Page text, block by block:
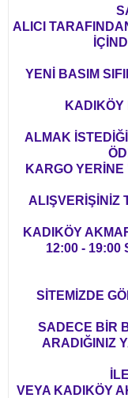
ALICI
YENİ BASIM
KADIKÖY
ALMAK
KARGO
ALIŞVERİŞİNİZ
KADIKÖY
12:00 - 19:00
SİTEMİZDE
SADECE BİR
ARADIĞINIZ
VEYA KADIKÖY